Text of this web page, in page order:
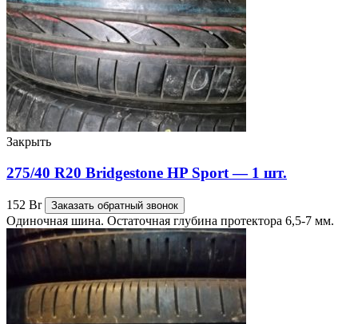
Закрыть
275/40 R20 Bridgestone HP Sport — 1 шт.
152 Br Заказать обратный звонок
Одиночная шина. Остаточная глубина протектора 6,5-7 мм.